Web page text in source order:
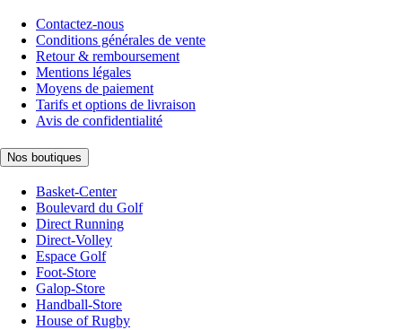
Contactez-nous
Conditions générales de vente
Retour & remboursement
Mentions légales
Moyens de paiement
Tarifs et options de livraison
Avis de confidentialité
Nos boutiques
Basket-Center
Boulevard du Golf
Direct Running
Direct-Volley
Espace Golf
Foot-Store
Galop-Store
Handball-Store
House of Rugby